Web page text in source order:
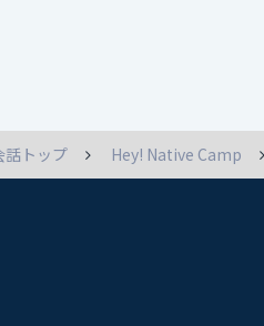
話トップ Hey! Native Camp